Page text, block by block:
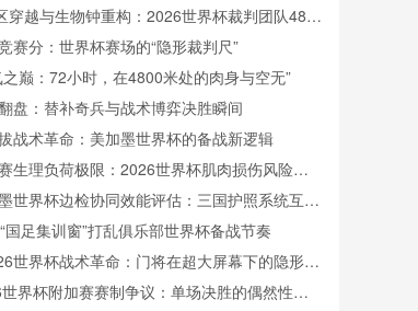
穿越与生物钟重构：2026世界杯裁判团队48小
节律调控机制研究**
赛分：世界杯赛场的“隐形裁判尺”
之巅：72小时，在4800米处的肉身与空无”
盘：替补奇兵与战术博弈决胜瞬间
战术革命：美加墨世界杯的备战新逻辑
生理负荷极限：2026世界杯肌肉损伤风险的
率预测
世界杯边检协同效能评估：三国护照系统互操
碍与通关效率提升瓶颈
国足集训窗”打乱俱乐部世界杯备战节奏
世界杯战术革命：门将在超大屏幕下的隐形战
界杯附加赛赛制争议：单场决胜的偶然性与